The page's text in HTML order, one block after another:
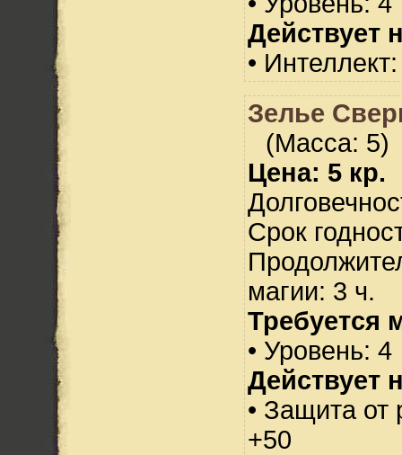
Действует
•
Зелье
(Масса: 5)
Цена: 5 кр.
Срок
магии: 3 ч.
Требуется
• Уровень: 4
Действует
• Защита от
+50